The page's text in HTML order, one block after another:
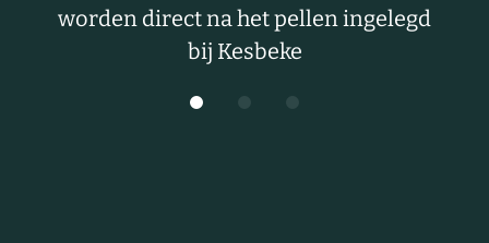
worden direct na het pellen ingelegd
bij Kesbeke